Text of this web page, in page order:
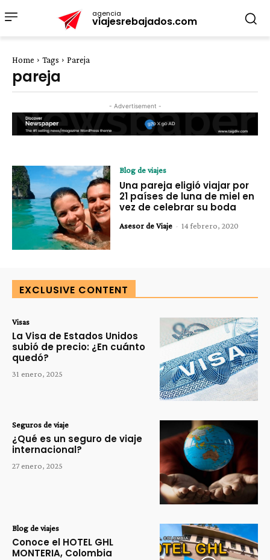
agencia
viajesrebajados.com
Home Tags Pareja
pareja
- Advertisement -
Blog de viajes
Una pareja eligió viajar por
21 países de luna de miel en
vez de celebrar su boda
Asesor de Viaje - 14 febrero, 2020
EXCLUSIVE CONTENT
Visas
La Visa de Estados Unidos
subió de precio: ¿En cuánto
quedó?
31 enero, 2025
Seguros de viaje
¿Qué es un seguro de viaje
internacional?
27 enero, 2025
Blog de viajes
Conoce el HOTEL GHL
MONTERIA, Colombia